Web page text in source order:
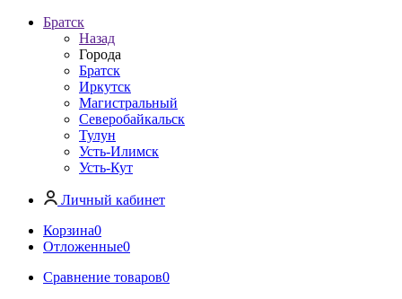
Братск
Назад
Города
Братск
Иркутск
Магистральный
Северобайкальск
Тулун
Усть-Илимск
Усть-Кут
Личный кабинет
Корзина0
Отложенные0
Сравнение товаров0